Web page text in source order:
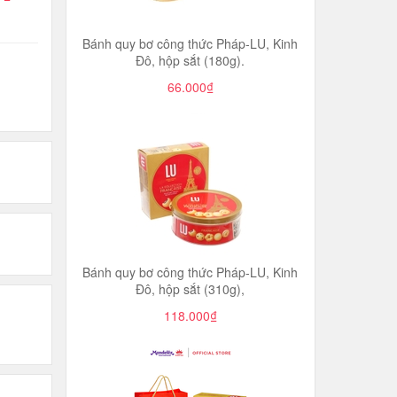
Bánh quy bơ công thức Pháp-LU, Kinh
Đô, hộp sắt (180g).
66.000₫
Bánh quy bơ công thức Pháp-LU, Kinh
Đô, hộp sắt (310g),
118.000₫